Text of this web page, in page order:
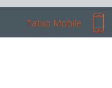
Talixo Mobile